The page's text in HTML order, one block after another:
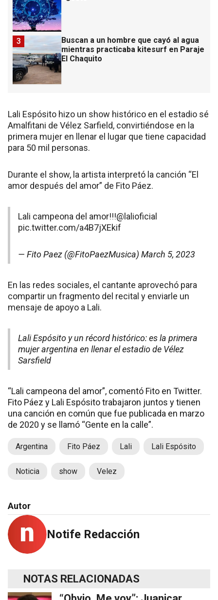
Buscan a un hombre que cayó al agua
mientras practicaba kitesurf en Paraje
El Chaquito
3
Lali Espósito hizo un show histórico en el estadio sé
Amalfitani de Vélez Sarfield, convirtiéndose en la
primera mujer en llenar el lugar que tiene capacidad
para 50 mil personas.
Durante el show, la artista interpretó la canción “El
amor después del amor” de Fito Páez.
Lali campeona del amor!!!@lalioficial
pic.twitter.com/a4B7jXEkif
— Fito Paez (@FitoPaezMusica) March 5, 2023
En las redes sociales, el cantante aprovechó para
compartir un fragmento del recital y enviarle un
mensaje de apoyo a Lali.
Lali Espósito y un récord histórico: es la primera
mujer argentina en llenar el estadio de Vélez
Sarsfield
“Lali campeona del amor”, comentó Fito en Twitter.
Fito Páez y Lali Espósito trabajaron juntos y tienen
una canción en común que fue publicada en marzo
de 2020 y se llamó “Gente en la calle”.
Argentina Fito Páez Lali Lali Espósito
Noticia show Velez
Autor
Notife Redacción
NOTAS RELACIONADAS